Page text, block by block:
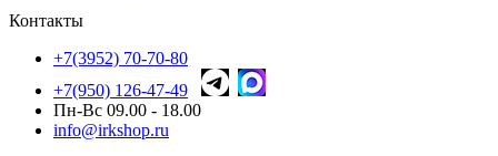
Контакты
+7(3952) 70-70-80
+7(950) 126-47-49
Пн-Вс 09.00 - 18.00
info@irkshop.ru